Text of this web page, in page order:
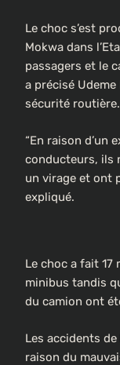
Le choc s’est
Mokwa dans
passagers et le
a précisé
sécurité routière.
“En raison d’un
conducteurs, ils
un virage et ont
expliqué.
Le choc a fait
minibus tandis
du camion ont
Les accidents
raison du